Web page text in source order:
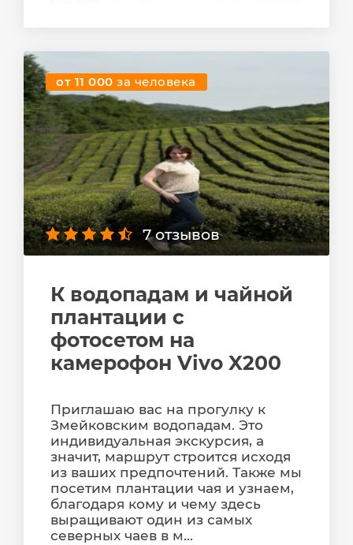
от 11 000за человека
7 отзывов
К водопадам и чайной
плантации с
фотосетом на
камерофон Vivo X200
Приглашаю вас на прогулку к
Змейковским водопадам. Это
индивидуальная экскурсия, а
значит, маршрут строится исходя
из ваших предпочтений. Также мы
посетим плантации чая и узнаем,
благодаря кому и чему здесь
выращивают один из самых
северных чаев в м...